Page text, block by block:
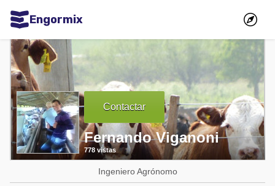
Engormix
Comunidades en español
Agricultura
Balanceados - Piensos
Avicultura
Ganadería
Lechería
Micotoxinas
Contactar
Fernando Viganoni
778 vistas
Ingeniero Agrónomo